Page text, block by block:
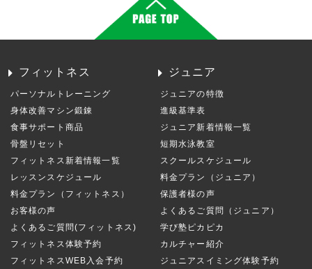
フィットネス
パーソナルトレーニング
身体改善マシン鍛錬
食事サポート商品
骨盤リセット
フィットネス新着情報一覧
レッスンスケジュール
料金プラン（フィットネス）
お客様の声
よくあるご質問(フィットネス)
フィットネス体験予約
フィットネスWEB入会予約
ジュニア
ジュニアの特徴
進級基準表
ジュニア新着情報一覧
短期水泳教室
スクールスケジュール
料金プラン（ジュニア）
保護者様の声
よくあるご質問（ジュニア）
学び塾ピカピカ
カルチャー紹介
ジュニアスイミング体験予約